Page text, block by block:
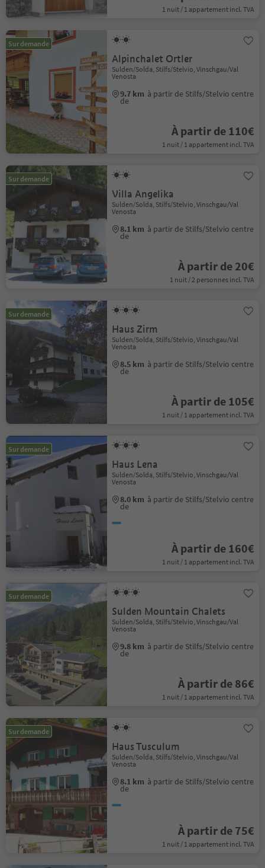
1 nuit / 1 appartement incl. TVA
Sur demande
Alpinchalet Ortler
Sulden/Solda, Stilfs/Stelvio, Vinschgau/Val
Venosta
9.7 km à partir de Stilfs/Stelvio centre
de
À partir de 110€
1 nuit / 1 appartement incl. TVA
Sur demande
Villa Angelika
Sulden/Solda, Stilfs/Stelvio, Vinschgau/Val
Venosta
8.1 km à partir de Stilfs/Stelvio centre
de
À partir de 20€
1 nuit / 2 personnes incl. TVA
Sur demande
Haus Zirm
Sulden/Solda, Stilfs/Stelvio, Vinschgau/Val
Venosta
8.5 km à partir de Stilfs/Stelvio centre
de
À partir de 105€
1 nuit / 1 appartement incl. TVA
Sur demande
Haus Lena
Sulden/Solda, Stilfs/Stelvio, Vinschgau/Val
Venosta
8.0 km à partir de Stilfs/Stelvio centre
de
À partir de 160€
1 nuit / 1 appartement incl. TVA
Sur demande
Sulden Mountain Chalets
Sulden/Solda, Stilfs/Stelvio, Vinschgau/Val
Venosta
9.8 km à partir de Stilfs/Stelvio centre
de
À partir de 86€
1 nuit / 1 appartement incl. TVA
Sur demande
Haus Tusculum
Sulden/Solda, Stilfs/Stelvio, Vinschgau/Val
Venosta
8.1 km à partir de Stilfs/Stelvio centre
de
À partir de 75€
1 nuit / 1 appartement incl. TVA